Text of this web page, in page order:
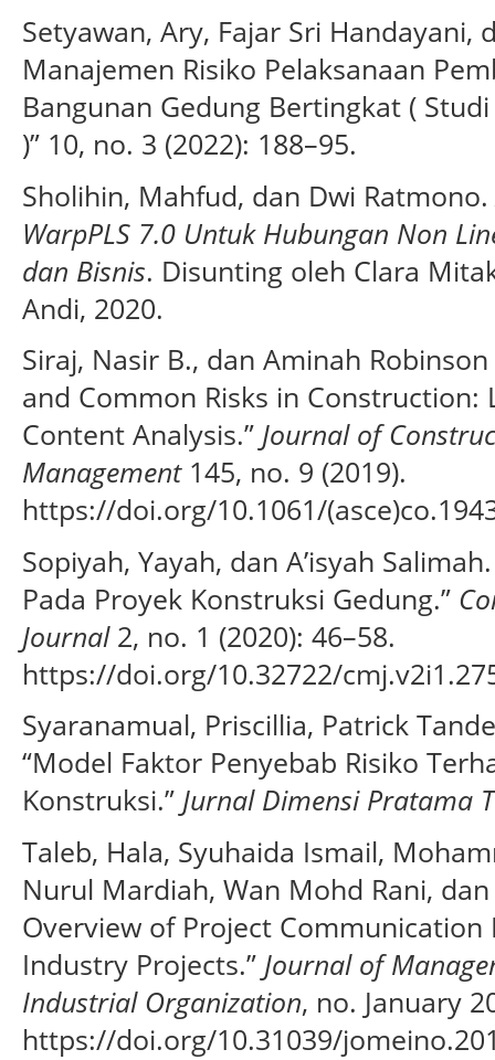
Setyawan, Ary, Fajar Sri Handayani,
Manajemen Risiko Pelaksanaan
Bangunan Gedung Bertingkat (
)” 10, no. 3 (2022): 188–95.
Sholihin, Mahfud, dan Dwi Ratmono.
WarpPLS 7.0 Untuk Hubungan Non
dan Bisnis. Disunting oleh Clara
Andi, 2020.
Siraj, Nasir B., dan Aminah
and Common Risks in Construction:
Content Analysis.” Journal of
Management145, no. 9 (2019).
https://doi.org/10.1061/
Sopiyah, Yayah, dan A’isyah
Pada Proyek Konstruksi Gedung.”
Journal2, no. 1 (2020): 46–58.
https://doi.org/10.32722/
Syaranamual, Priscillia, Patrick
“Model Faktor Penyebab Risiko
Konstruksi.” Jurnal Dimensi Pratama
Taleb, Hala, Syuhaida Ismail,
Nurul Mardiah, Wan Mohd Rani,
Overview of Project
Industry Projects.” Journal of
Industrial Organization, no. January
https://doi.org/10.31039/